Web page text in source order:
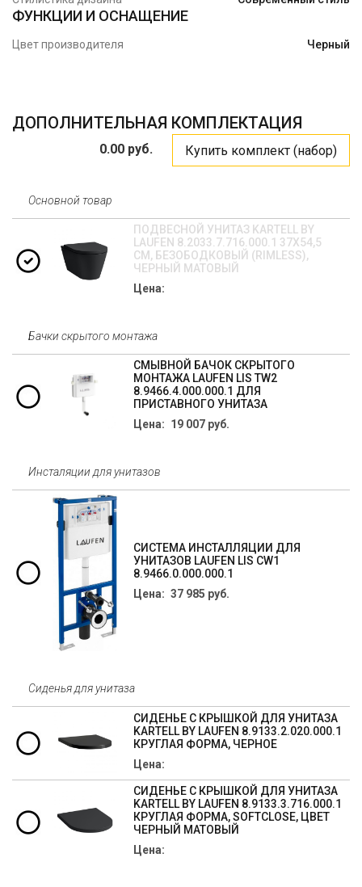
ФУНКЦИИ И ОСНАЩЕНИЕ
Цвет производителя Черный
ДОПОЛНИТЕЛЬНАЯ КОМПЛЕКТАЦИЯ
0.00 руб. Купить комплект (набор)
Основной товар
ПОДВЕСНОЙ УНИТАЗ KARTELL BY
LAUFEN 8.2033.7.716.000.1 37Х54,5
СМ, БЕЗОБОДКОВЫЙ (RIMLESS),
ЧЕРНЫЙ МАТОВЫЙ
Цена:
Бачки скрытого монтажа
СМЫВНОЙ БАЧОК СКРЫТОГО
МОНТАЖА LAUFEN LIS TW2
8.9466.4.000.000.1 ДЛЯ
ПРИСТАВНОГО УНИТАЗА
Цена: 19 007 руб.
Инсталяции для унитазов
СИСТЕМА ИНСТАЛЛЯЦИИ ДЛЯ
УНИТАЗОВ LAUFEN LIS CW1
8.9466.0.000.000.1
Цена: 37 985 руб.
Сиденья для унитаза
СИДЕНЬЕ С КРЫШКОЙ ДЛЯ УНИТАЗА
KARTELL BY LAUFEN 8.9133.2.020.000.1
КРУГЛАЯ ФОРМА, ЧЕРНОЕ
Цена:
СИДЕНЬЕ С КРЫШКОЙ ДЛЯ УНИТАЗА
KARTELL BY LAUFEN 8.9133.3.716.000.1
КРУГЛАЯ ФОРМА, SOFTCLOSE, ЦВЕТ
ЧЕРНЫЙ МАТОВЫЙ
Цена: